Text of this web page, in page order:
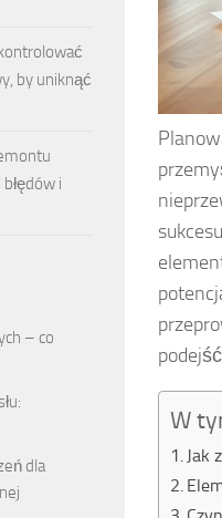
W
Jak
by uniknąć
i
– co
dla